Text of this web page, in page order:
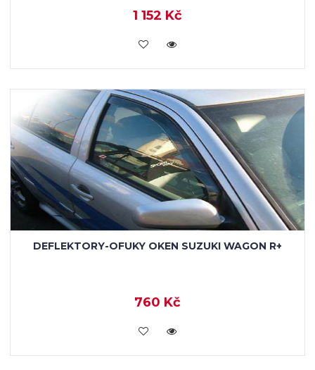
1 152 Kč
KOUPIT
DEFLEKTORY-OFUKY OKEN SUZUKI WAGON R+
760 Kč
KOUPIT